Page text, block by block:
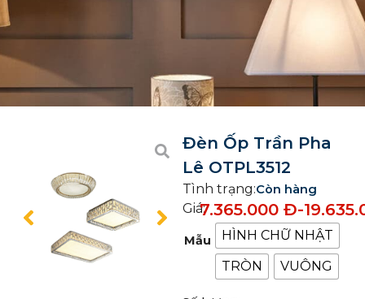
Đèn Ốp Trần Pha
Lê OTPL3512
Tình trạng:Còn hàng
Giá:7.365.000Đ-
Mẫu
HÌNH CHỮ NHẬT
TRÒN
VUÔNG